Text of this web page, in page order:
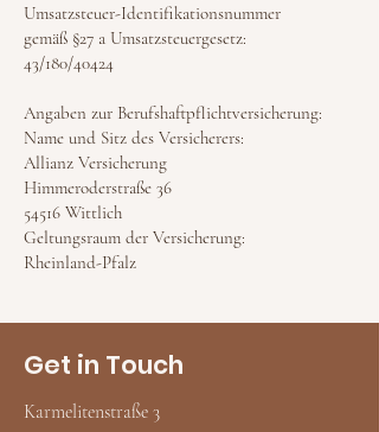
Umsatzsteuer-Identifikationsnummer
gemäß §27 a Umsatzsteuergesetz:
43/180/40424
Angaben zur Berufshaftpflichtversicherung:
Name und Sitz des Versicherers:
Allianz Versicherung
Himmeroderstraße 36
54516 Wittlich
Geltungsraum der Versicherung:
Rheinland-Pfalz
Get in Touch
Karmelitenstraße 3